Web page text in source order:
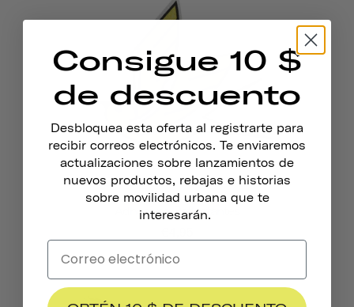
Adhesivos Reflectantes
Consigue 10 $
de descuento
Desbloquea esta oferta al registrarte para
recibir correos electrónicos. Te enviaremos
actualizaciones sobre lanzamientos de
nuevos productos, rebajas e historias
sobre movilidad urbana que te
interesarán.